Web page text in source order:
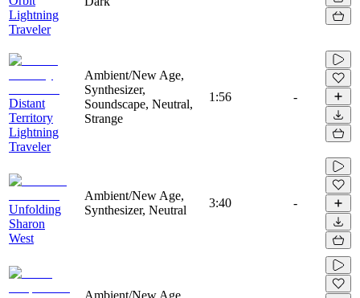
Lightning
Traveler
Distant
Territory
Lightning
Traveler
Ambient/New Age,
Synthesizer,
Soundscape, Neutral,
Strange
1:56 -
Unfolding
Sharon
West
Ambient/New Age,
Synthesizer, Neutral
3:40 -
Ambient/New Age,